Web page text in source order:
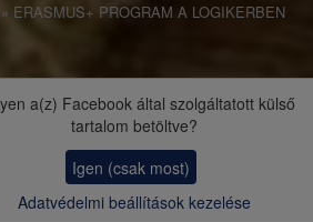
o
s
ERASMUS+ PROGRAM A LOGIKERBEN
a(z) Facebook által szolgáltatott külső
tartalom betöltve?
Igen (csak most)
Adatvédelmi beállítások kezelése